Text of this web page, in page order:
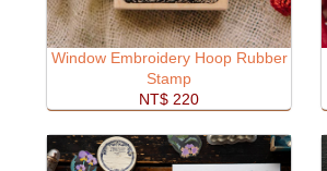
Window Embroidery Hoop Rubber
Stamp
NT$ 220